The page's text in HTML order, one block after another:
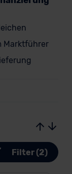
Marktführer
Filter (2)